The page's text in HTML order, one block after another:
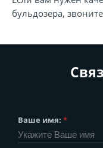
бульдозера,
Ваше имя: *